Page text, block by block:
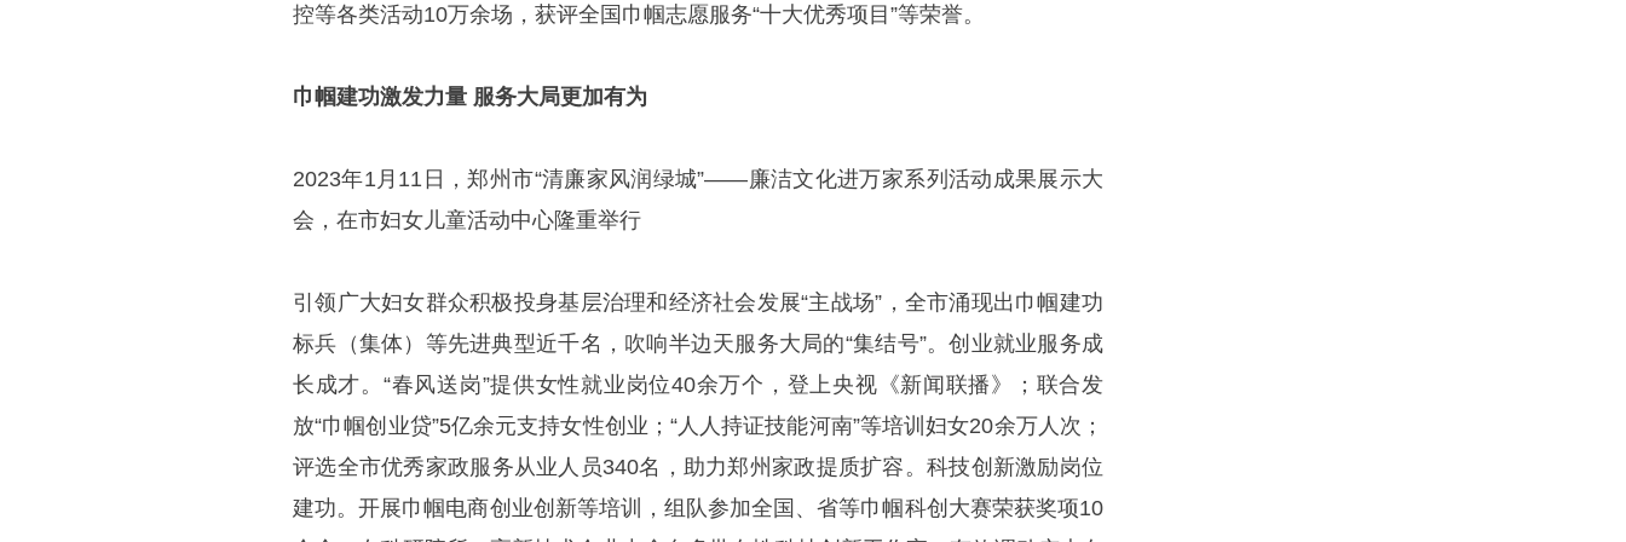
控等各类活动10万余场，获评全国巾帼志愿服务“十大优秀项目”等荣誉。
巾帼建功激发力量 服务大局更加有为
2023年1月11日，郑州市“清廉家风润绿城”——廉洁文化进万家系列活动成果展示大
会，在市妇女儿童活动中心隆重举行
引领广大妇女群众积极投身基层治理和经济社会发展“主战场”，全市涌现出巾帼建功
标兵（集体）等先进典型近千名，吹响半边天服务大局的“集结号”。创业就业服务成
长成才。“春风送岗”提供女性就业岗位40余万个，登上央视《新闻联播》；联合发
放“巾帼创业贷”5亿余元支持女性创业；“人人持证技能河南”等培训妇女20余万人次；
评选全市优秀家政服务从业人员340名，助力郑州家政提质扩容。科技创新激励岗位
建功。开展巾帼电商创业创新等培训，组队参加全国、省等巾帼科创大赛荣获奖项10